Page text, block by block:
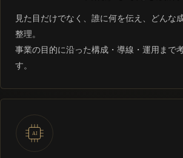
見た目だけでなく、誰に何を伝え、どんな
整理。
事業の目的に沿った構成・導線・運用まで
す。
AI